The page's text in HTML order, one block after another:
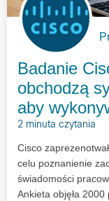
Badanie
obchodzą
aby
2 minuta czytania
Cisco
celu poznanienie
świadomości
Ankieta objęła